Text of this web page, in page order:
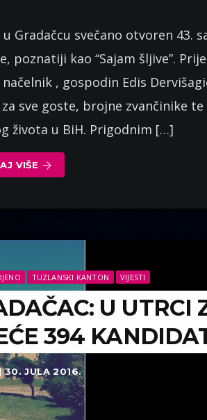
u Gradačcu svečano otvoren
poznatiji kao “Sajam šljive”.
, gospodin Edis
za sve goste, brojne zvančinike
života u BiH. Prigodnim […]
VIŠE arrow_forward
TUZLANSKI KANTON VIJESTI
U UTRCI
394
30. JULA 2016.